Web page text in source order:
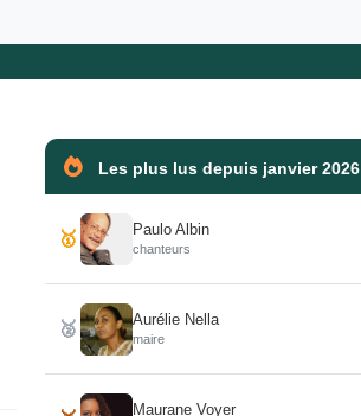
Les plus lus depuis janvier 2026
🥇 Paulo Albin
chanteurs
🥈 Aurélie Nella
maire
Maurane Voyer